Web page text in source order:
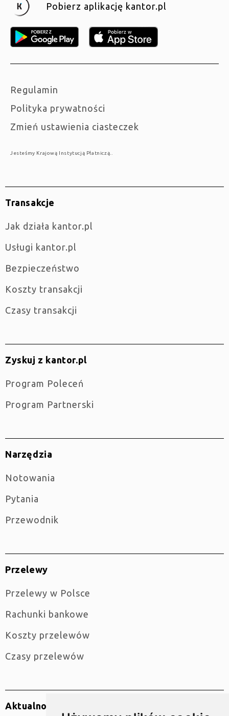
Pobierz aplikację kantor.pl
Regulamin
Polityka prywatności
Zmień ustawienia ciasteczek
Jesteśmy Krajową Instytucją Płatniczą..
Transakcje
jak działa kantor.pl
Usługi kantor.pl
Bezpieczeństwo
Koszty transakcji
Czasy transakcji
Zyskuj z kantor.pl
Program Poleceń
Program Partnerski
Narzędzia
Notowania
Pytania
Przewodnik
Przelewy
Przelewy w Polsce
Rachunki bankowe
Koszty przelewów
Czasy przelewów
Aktualności